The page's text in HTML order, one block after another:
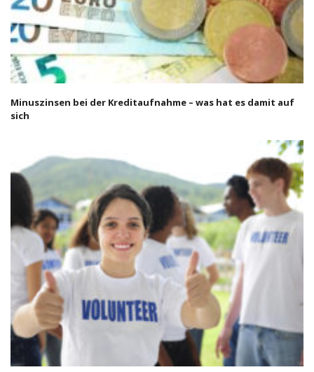
Minuszinsen bei der Kreditaufnahme – was hat es damit auf
sich